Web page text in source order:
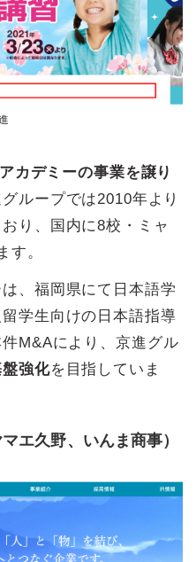
カデミーの事業を譲り
ループでは2010年より
り、国内に8校・ミャ
す。
、福岡県にて日本語学
学生向けの日本語指導
M&Aにより、京進グル
盤強化を目指していま
エ久野、いんま商事）